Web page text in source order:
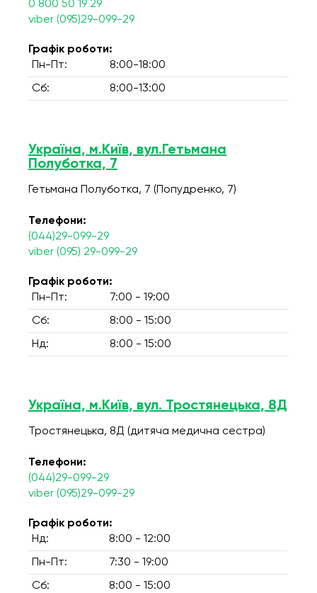
0 800 50 19 29
viber (095)29-099-29
Графік роботи:
Пн-Пт:
8:00-18:00
Сб: 8:00-13:00
Україна, м.Київ, вул.Гетьмана
Полуботка, 7
Гетьмана Полуботка, 7 (Попудренко, 7)
Телефони:
(044)29-099-29
viber (095) 29-099-29
Графік роботи:
Пн-Пт:
7:00 - 19:00
Сб: 8:00 - 15:00
Нд: 8:00 - 15:00
Україна, м.Київ, вул. Тростянецька, 8Д
Тростянецька, 8Д (дитяча медична сестра)
Телефони:
(044)29-099-29
viber (095)29-099-29
Графік роботи:
Нд:
8:00 - 12:00
Пн-Пт: 7:30 - 19:00
Сб: 8:00 - 15:00